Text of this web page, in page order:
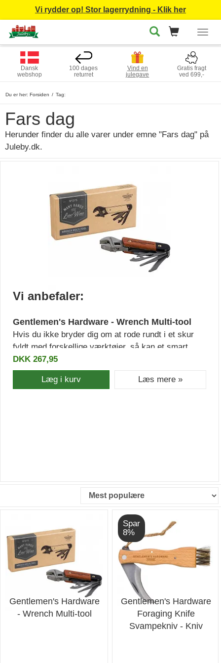
Vi rydder op! Stor lagerrydning - Klik her
Dansk
webshop
100 dages
returret
Vind en
julegave
Gratis fragt
ved 699,-
Du er her: Forsiden Tag:
Fars dag
Herunder finder du alle varer under emne "Fars dag" på
Juleby.dk.
Vi anbefaler:
Gentlemen's Hardware - Wrench Multi-tool
Hvis du ikke bryder dig om at rode rundt i et skur
fyldt med forskellige værktøjer, så kan et smart
multi-værktøj være det perfekte valg for dig. Med et
produkt fra Gentlemen's Hardware får du et flot
designet og holdbart værktøj, der vil vare dig livet
DKK 267,95
Læg i kurv Læs mere »
Gentlemen's Hardware
- Wrench Multi-tool
Spar
8%
Gentlemen's Hardware
Foraging Knife
Svampekniv - Kniv